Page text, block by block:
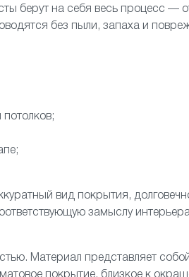
берут на себя весь процесс —
без пыли, запаха и
вид покрытия,
замыслу
Материал представляет
покрытие, близкое к